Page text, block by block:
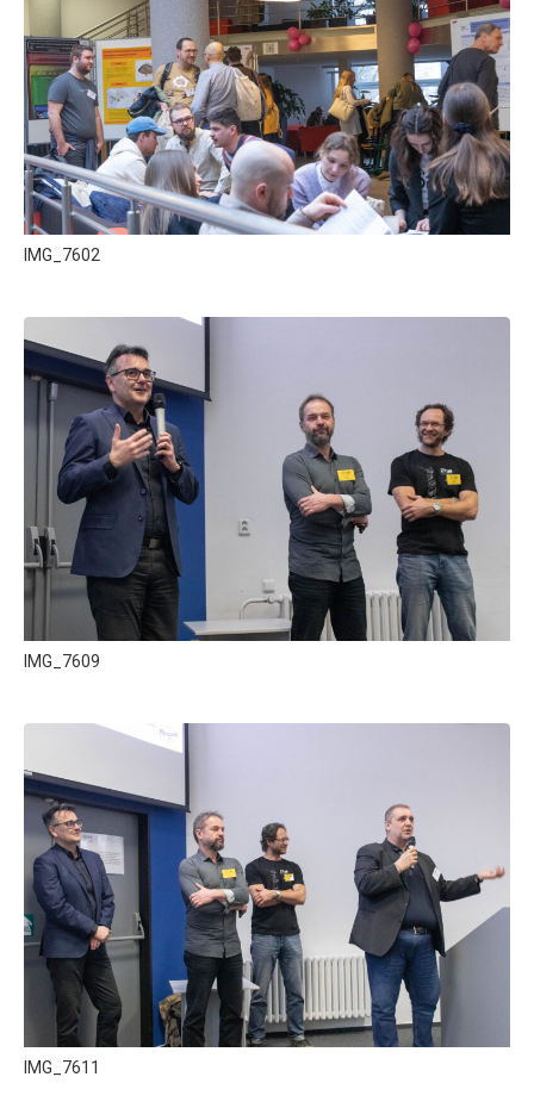
IMG_7602
IMG_7609
IMG_7611